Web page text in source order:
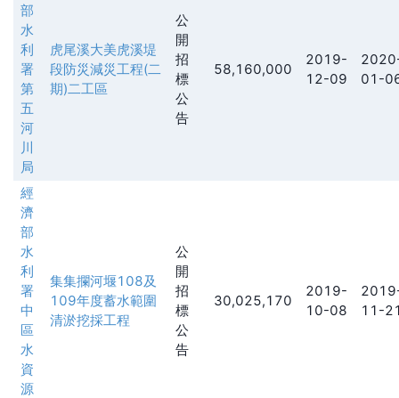
部
水
利
署
第
五
河
川
局
虎尾溪大美虎溪堤
段防災減災工程(二
期)二工區
公
開
招
標
公
告
58,160,000
2019-
12-09
01-
經
濟
部
水
利
署
中
區
水
資
源
集集攔河堰108及
109年度蓄水範圍
清淤挖採工程
公
開
招
標
公
告
30,025,170
2019-
10-08
11-